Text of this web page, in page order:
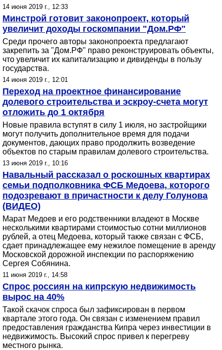
14 июня 2019 г., 12:33
Минстрой готовит законопроект, который
увеличит доходы госкомпании "Дом.РФ"
Среди прочего авторы законопроекта предлагают
закрепить за "Дом.РФ" право реконструировать объекты,
что увеличит их капитализацию и дивиденды в пользу
государства.
14 июня 2019 г., 12:01
Переход на проектное финансирование
долевого строительства и эскроу-счета могут
отложить до 1 октября
Новые правила вступят в силу 1 июля, но застройщики
могут получить дополнительное время для подачи
документов, дающих право продолжить возведение
объектов по старым правилам долевого строительства.
13 июня 2019 г., 10:16
Навальный рассказал о роскошных квартирах
семьи подполковника ФСБ Медоева, которого
подозревают в причастности к делу Голунова
(ВИДЕО)
Марат Медоев и его родственники владеют в Москве
несколькими квартирами стоимостью сотни миллионов
рублей, а отец Медоева, который также связан с ФСБ,
сдает принадлежащее ему нежилое помещение в аренду
Московской дорожной инспекции по распоряжению
Сергея Собянина.
11 июня 2019 г., 14:58
Спрос россиян на кипрскую недвижимость
вырос на 40%
Такой скачок спроса был зафиксирован в первом
квартале этого года. Он связан с изменением правил
предоставления гражданства Кипра через инвестиции в
недвижимость. Высокий спрос привел к перегреву
местного рынка.